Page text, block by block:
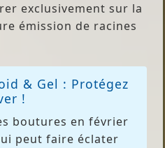
exclusivement sur la
émission de racines
& Gel : Protégez
!
boutures en février
peut faire éclater